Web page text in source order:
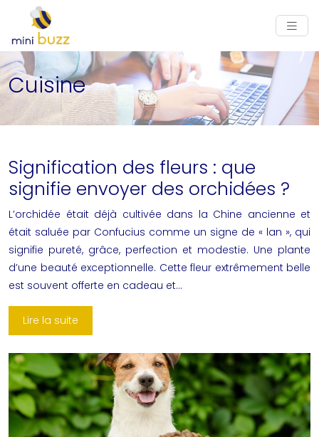
Cuisine
Signification des fleurs : que
signifie envoyer des orchidées ?
L’orchidée était déjà cultivée dans la Chine ancienne et
était saluée par Confucius comme un signe de « lan », qui
signifie pureté, grâce, perfection et modestie. Une plante
d’une beauté exceptionnelle. Cette fleur extrêmement belle
est souvent offerte en cadeau et…
Lire la suite